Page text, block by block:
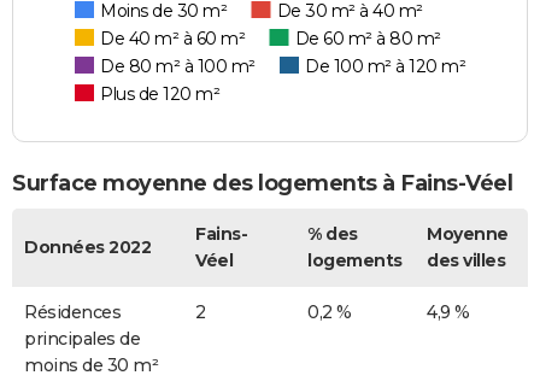
Moins de 30 m²
De 30 m² à 40 m²
De 40 m² à 60 m²
De 60 m² à 80 m²
De 80 m² à 100 m²
De 100 m² à 120 m²
Plus de 120 m²
Surface moyenne des logements à Fains-Véel
Données 2022
Fains-
Véel
% des
logements
Moyenne
des villes
Résidences
principales de
moins de 30 m²
2 0,2 % 4,9 %